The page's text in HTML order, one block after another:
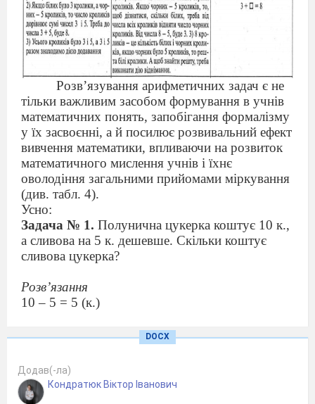
Розв’язування арифметичних задач є не
тільки важливим засобом формування в учнів
математичних понять, запобігання формалізму
у їх засвоєнні, а й посилює розвивальний ефект
вивчення математики, впливаючи на розвиток
математичного мислення учнів і їхнє
оволодіння загальними прийомами міркування
(див. табл. 4).
Усно:
Задача № 1. Полунична цукерка коштує 10 к.,
а сливова на 5 к. дешевше. Скільки коштує
сливова цукерка?
Розв’язання
10 – 5 = 5 (к.)
Полунична цукерка кошту є 10 к.,
а бублик на 5 к. дорожчий. Скільки коштує
бублик?
10 + 5 = 15 (к.)
DOCX
Додав(-ла)
Кондратюк Віктор Іванович